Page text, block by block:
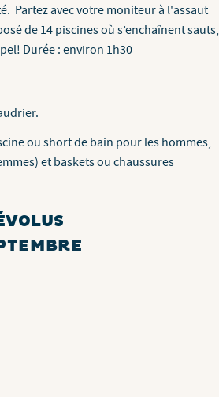
Partez avec votre moniteur à l'assaut
de 14 piscines où s’enchaînent sauts,
Durée : environ 1h30
ou short de bain pour les hommes,
et baskets ou chaussures